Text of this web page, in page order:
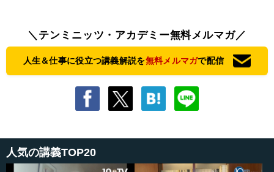
＼テンミニッツ・アカデミー無料メルマガ／
人生＆仕事に役立つ講義解説を無料メルマガで配信
人気の講義TOP20